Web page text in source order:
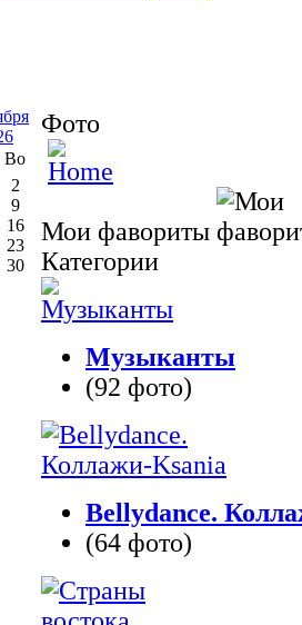
Фото
Мои фавориты
Категории
Музыканты
(92 фото)
Bellydance.
(64 фото)
Во
2
9
16
23
30